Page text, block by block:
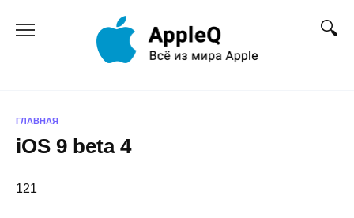
ГЛАВНАЯ
iOS 9 beta 4
121